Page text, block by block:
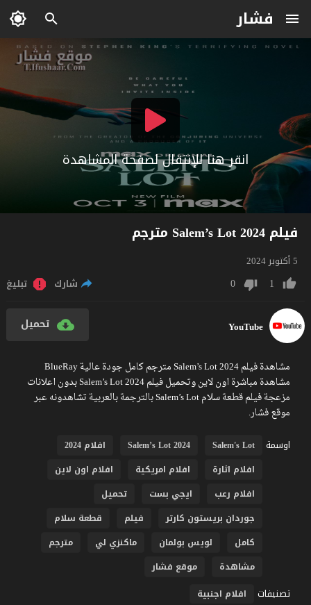
فشار
انقر هنا للإنتقال لصفحة المشاهدة
فيلم Salem’s Lot 2024 مترجم
5 أكتوبر 2024
1
0 شارك تبليغ
YouTube تحميل
مشاهدة فيلم Salem’s Lot 2024 مترجم كامل جودة عالية BlueRay
مشاهدة مباشرة اون لاين وتحميل فيلم Salem’s Lot 2024 بدون اعلانات
مزعجة فيلم قطعة سلام Salem’s Lot بالترجمة بالعربية تشاهدونه عبر
موقع فشار.
اوسمة
Salem's Lot
Salem’s Lot 2024
افلام 2024
افلام اثارة
افلام امريكية
افلام اون لاين
افلام رعب
ايجي بست
تحميل
جوردان بريستون كارتر
فيلم
قطعة سلام
كامل
لويس بولمان ماكنزي لي
مترجم
مشاهدة
موقع فشار
تصنيفات افلام اجنبية